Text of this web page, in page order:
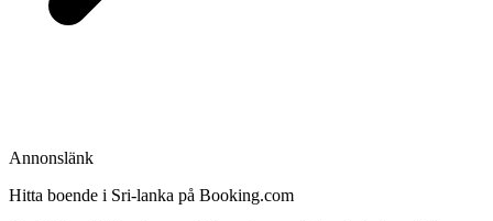
Annonslänk
Hitta boende i Sri-lanka på Booking.com